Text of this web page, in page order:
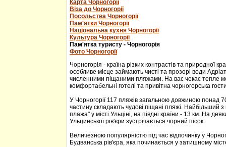
Карта Чорногорії
Віза до Чорногорії
Посольства Чорногорії
Пам'ятки Чорногорії
Національна кухня Чорногорії
Культура Чорногорії
Пам'ятка туристу - Чорногорія
Фото Чорногорії
Чорногорія - країна різких контрастів та природної
особливе місце займають чисті та прозорі води
численними піщаними пляжами. На вас чекає тепле
комфортабельні готелі та привітна чорногорська
У Чорногорії 117 пляжів загальною довжиною понад
частину складають чудові піщані пляжі. Найбільший
плажа" у місті Ульціні, на півдні країни - 13 км. На
Ульцинської рів'єри зустрічається чорний пісок.
Величезною популярністю під час відпочинку у
Будванська рів'єра, яка починається у затишному